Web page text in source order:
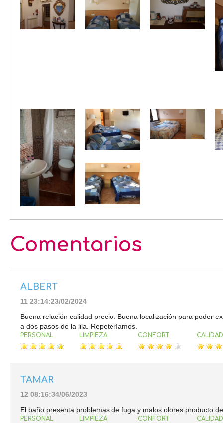
Comentarios
ALBERT
11 23:14:23/02/2024
Buena relación calidad precio. Buena localización para poder
a dos pasos de la lila. Repeteríamos.
PERSONAL LIMPIEZA CONFORT
TAMAR
12 08:16:34/06/2023
El baño presenta problemas de fuga y malos olores producto
PERSONAL LIMPIEZA CONFORT